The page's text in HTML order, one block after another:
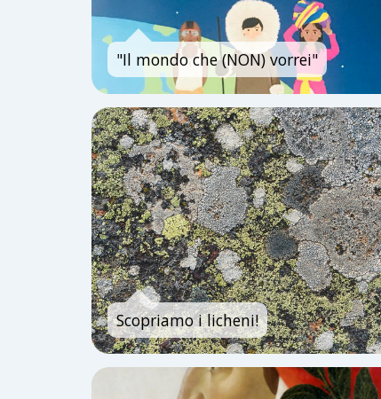
"Il mondo che (NON) vorrei"
Scopriamo i licheni!